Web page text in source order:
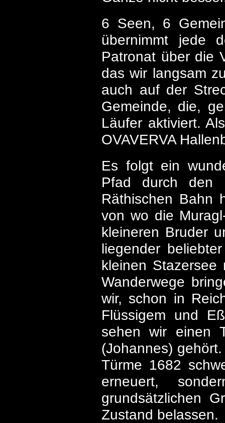
6 Seen, 6
übernimmt jede
Patronat über die
das wir langsam
auch auf der
Gemeinde, die,
Läufer aktiviert.
OVAVERVA
Es folgt ein
Pfad durch den
Räthischen Bahn
von wo die
kleineren Bruder
liegender
kleinen Stazersee
Wanderwege
wir, schon in
Flüssigem und
sehen wir einen
(Johannes)
Türme 1682
erneuert,
grundsätzlichen
Zustand belassen.